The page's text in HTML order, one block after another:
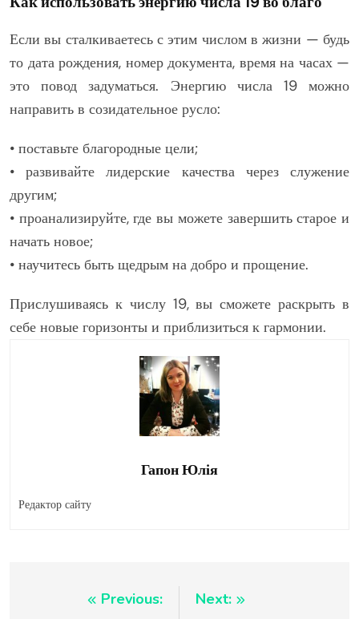
Если вы сталкиваетесь с этим числом в жизни — будь
то дата рождения, номер документа, время на часах —
это повод задуматься. Энергию числа 19 можно
направить в созидательное русло:
• поставьте благородные цели;
• развивайте лидерские качества через служение
другим;
• проанализируйте, где вы можете завершить старое и
начать новое;
• научитесь быть щедрым на добро и прощение.
Прислушиваясь к числу 19, вы сможете раскрыть в
себе новые горизонты и приблизиться к гармонии.
Гапон Юлія
Редактор сайту
Навигация
Previous:
Next: